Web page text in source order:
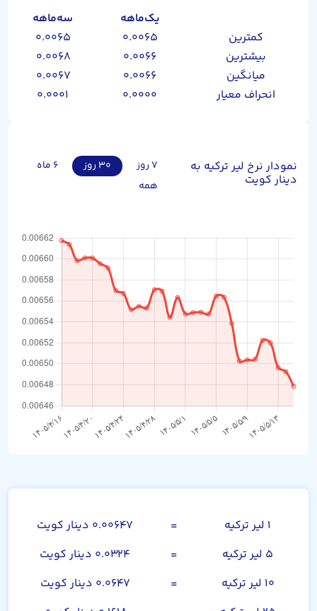
یک‌ماهه
سه‌ماهه
کمترین
۰.۰۰۶۵
۰.۰۰۶۵
بیشترین
۰.۰۰۶۶
۰.۰۰۶۸
میانگین
۰.۰۰۶۶
۰.۰۰۶۷
انحراف معیار
۰.۰۰۰۰ ۰.۰۰۰۱
نمودار نرخ لیر ترکیه به
دینار کویت
۷ روز ۳۰ روز
۶ ماه
همه
۱ لیر ترکیه =
۰.۰۰۶۴۷ دینار کویت
۵ لیر ترکیه
=
۰.۰۳۲۴ دینار کویت
۱۰ لیر ترکیه
=
۰.۰۶۴۷ دینار کویت